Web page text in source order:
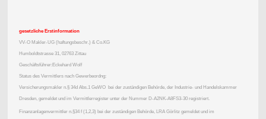
gesetzliche Erstinformation
VV-O Makler-UG (haftungsbeschr.) & Co.KG
Humboldtstrasse 31, 02763 Zittau
Geschäftsführer:Eckehard Wolf
Status des Vermittlers nach Gewerbeordng:
Versicherungsmakler n.§ 34d Abs.1 GeWO bei der zuständigen Behörde, der Industrie- und Handelskammer
Dresden, gemeldet und im Vermittlerregister unter der Nummer D-A2NK-A8FS3-30 registriert.
Finanzanlagenvermittler n.§34 f (1,2,3) bei der zuständigen Behörde, LRA Görlitz gemeldet und im